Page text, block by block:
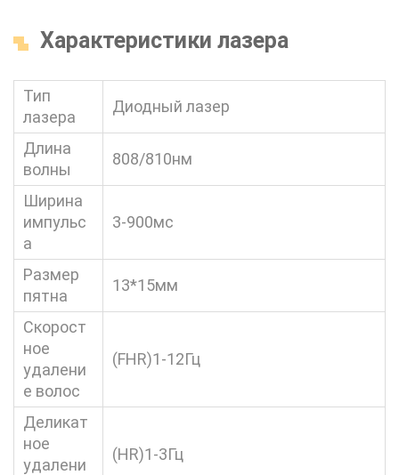
Характеристики лазера
Тип
лазера
Диодный лазер
Длина
волны
808/810нм
Ширина
импульс
а
3-900мс
Размер
пятна
13*15мм
Скорост
ное
удалени
е волос
(FHR)1-12Гц
Деликат
ное
удалени
(HR)1-3Гц